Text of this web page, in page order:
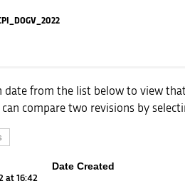
date from the list below to view
compare two revisions by
Date Created
at 16:42